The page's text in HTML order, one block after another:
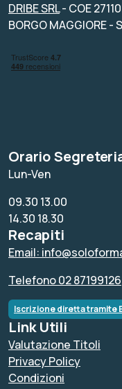
DRIBE SRL- COE
BORGO MAGGIORE -
Orario
Lun-Ven
09.30 13.00
14.30 18.30
Recapiti
Email:
Telefono 02 87199126
Iscrizione diretta tramite
Link Utili
Valutazione Titoli
Privacy Policy
Condizioni